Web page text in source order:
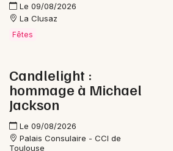
Le 09/08/2026
La Clusaz
Fêtes
Candlelight :
hommage à Michael
Jackson
Le 09/08/2026
Palais Consulaire - CCI de
Toulouse